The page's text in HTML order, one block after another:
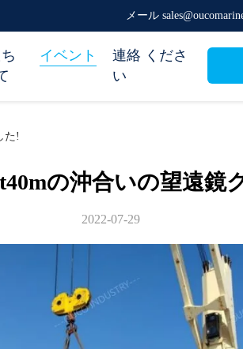
メール
イベント
連絡 くださ
い
た!
の沖合いの望遠鏡
2022-07-29